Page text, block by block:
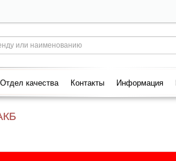
Отдел качества Контакты Информация